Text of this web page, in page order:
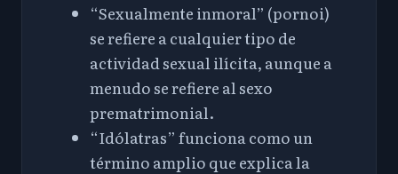
“Sexualmente inmoral” (pornoi)
se refiere a cualquier tipo de
actividad sexual ilícita, aunque a
menudo se refiere al sexo
prematrimonial.
“Idólatras” funciona como un
término amplio que explica la